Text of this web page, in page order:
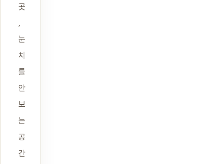
곳
,
눈
치
를
안
보
는
공
간